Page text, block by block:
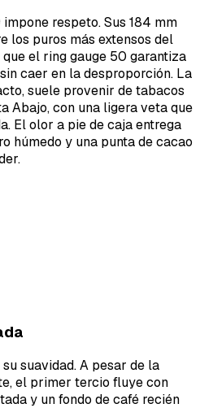
respeto. Sus 184 mm
los puros más extensos del
el ring gauge 50 garantiza
caer en la desproporción. La
suele provenir de tabacos
Abajo, con una ligera veta que
El olor a pie de caja entrega
húmedo y una punta de cacao
suavidad. A pesar de la
el primer tercio fluye con
y un fondo de café recién